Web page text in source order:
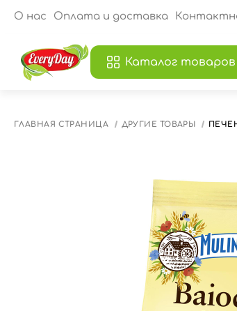
О нас Оплата и доставка
Каталог товаров
ГЛАВНАЯ СТРАНИЦА ДРУГИЕ ТОВАРЫ